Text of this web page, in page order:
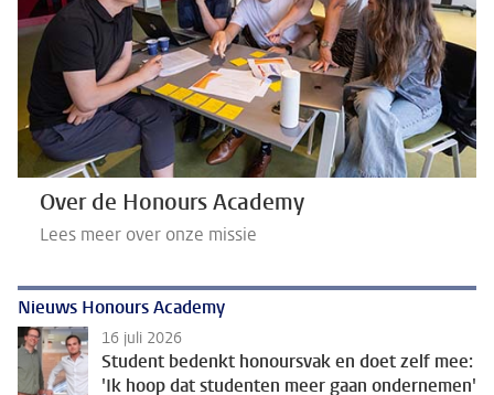
Over de Honours Academy
Lees meer over onze missie
Nieuws Honours Academy
16 juli 2026
Student bedenkt honoursvak en doet zelf mee:
'Ik hoop dat studenten meer gaan ondernemen'